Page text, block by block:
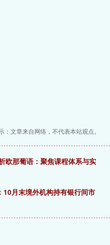
：文章来自网络，不代表本站观点。
欧那葡语：聚焦课程体系与实
10月末境外机构持有银行间市